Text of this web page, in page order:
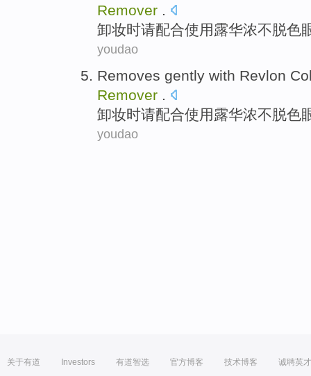
Remover .
卸妆时请配合使用露华浓不脱色
youdao
Removes gently with Revlon
Remover .
卸妆时请配合使用露华浓不脱色
youdao
关于有道 Investors 有道智选 官方博客 技术博客 诚聘英才